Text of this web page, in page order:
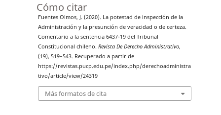
Cómo citar
Fuentes Olmos, J. (2020). La potestad de inspección de la
Administración y la presunción de veracidad o de certeza.
Comentario a la sentencia 6437-19 del Tribunal
Constitucional chileno. Revista De Derecho Administrativo,
(19), 519–543. Recuperado a partir de
https://revistas.pucp.edu.pe/index.php/derechoadministra
tivo/article/view/24319
Más formatos de cita